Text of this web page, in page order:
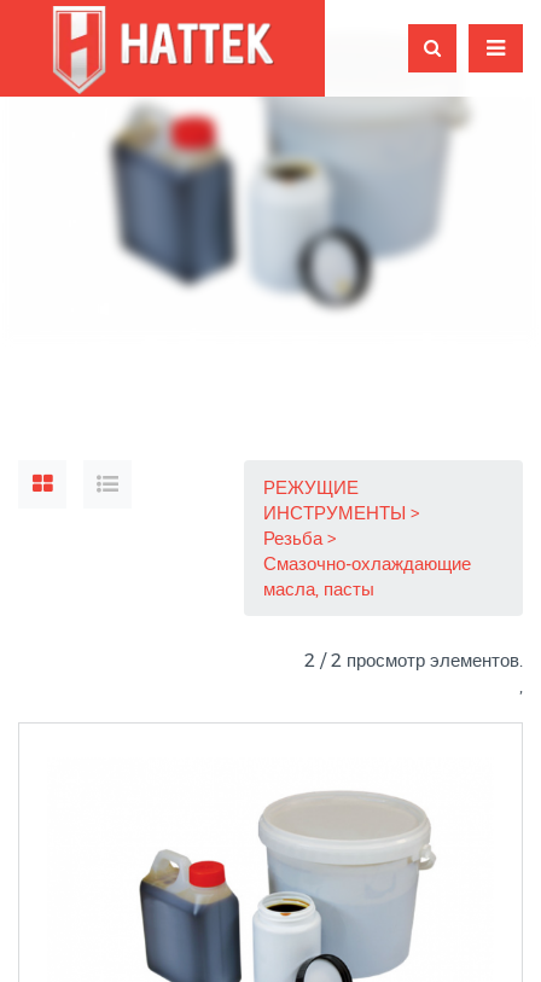
РЕЖУЩИЕ
ИНСТРУМЕНТЫ
Резьба
Смазочно-охлаждающие
масла, пасты
2 / 2 просмотр элементов.
,